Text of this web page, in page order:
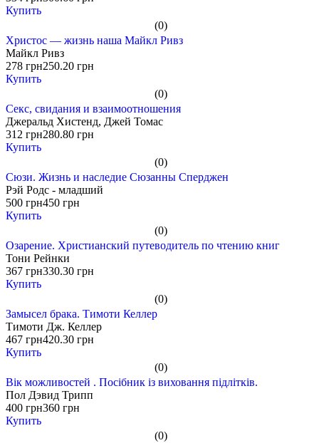
Купить
(0)
Христос — жизнь наша Майкл Ривз
Майкл Ривз
278 грн250.20 грн
Купить
(0)
Секс, свидания и взаимоотношения
Джеральд Хистенд, Джей Томас
312 грн280.80 грн
Купить
(0)
Сюзи. Жизнь и наследие Сюзанны Сперджен
Рэй Родс - младший
500 грн450 грн
Купить
(0)
Озарение. Христианский путеводитель по чтению книг
Тони Рейнки
367 грн330.30 грн
Купить
(0)
Замысел брака. Тимоти Келлер
Тимоти Дж. Келлер
467 грн420.30 грн
Купить
(0)
Вік можливостей . Посібник із виховання підлітків.
Пол Дэвид Трипп
400 грн360 грн
Купить
(0)